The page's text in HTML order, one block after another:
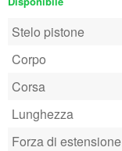
Stelo pistone
Corpo
Corsa
Lunghezza
Forza di estensione